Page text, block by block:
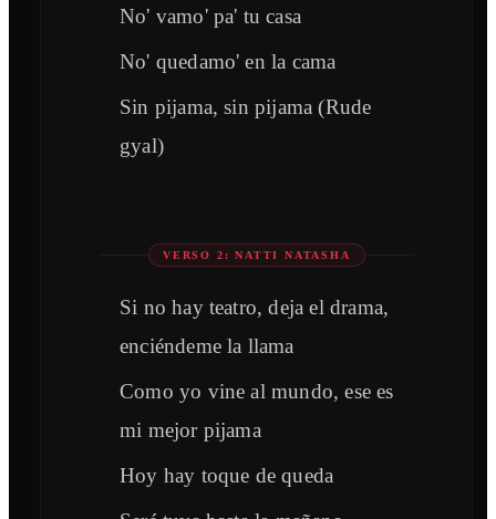
No' vamo' pa' tu casa
No' quedamo' en la cama
Sin pijama, sin pijama (Rude
gyal)
VERSO 2: NATTI NATASHA
Si no hay teatro, deja el drama,
enciéndeme la llama
Como yo vine al mundo, ese es
mi mejor pijama
Hoy hay toque de queda